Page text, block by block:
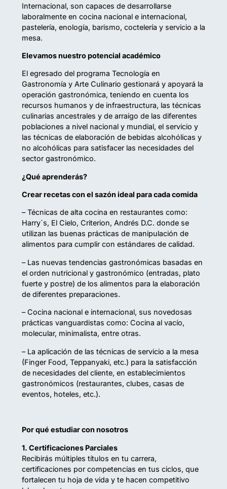
Internacional, son capaces de desarrollarse
laboralmente en cocina nacional e internacional,
pastelería, enología, barismo, coctelería y servicio a la
mesa.
Elevamos nuestro potencial académico
El egresado del programa Tecnología en
Gastronomía y Arte Culinario gestionará y apoyará la
operación gastronómica, teniendo en cuenta los
recursos humanos y de infraestructura, las técnicas
culinarias ancestrales y de arraigo de las diferentes
poblaciones a nivel nacional y mundial, el servicio y
las técnicas de elaboración de bebidas alcohólicas y
no alcohólicas para satisfacer las necesidades del
sector gastronómico.
¿Qué aprenderás?
Crear recetas con el sazón ideal para cada comida
– Técnicas de alta cocina en restaurantes como:
Harry`s, El Cielo, Criterion, Andrés D.C. donde se
utilizan las buenas prácticas de manipulación de
alimentos para cumplir con estándares de calidad.
– Las nuevas tendencias gastronómicas basadas en
el orden nutricional y gastronómico (entradas, plato
fuerte y postre) de los alimentos para la elaboración
de diferentes preparaciones.
– Cocina nacional e internacional, sus novedosas
prácticas vanguardistas como: Cocina al vacío,
molecular, minimalista, entre otras.
– La aplicación de las técnicas de servicio a la mesa
(Finger Food, Teppanyaki, etc.) para la satisfacción
de necesidades del cliente, en establecimientos
gastronómicos (restaurantes, clubes, casas de
eventos, hoteles, etc.).
Por qué estudiar con nosotros
1. Certificaciones Parciales
Recibirás múltiples títulos en tu carrera,
certificaciones por competencias en tus ciclos, que
fortalecen tu hoja de vida y te hacen competitivo